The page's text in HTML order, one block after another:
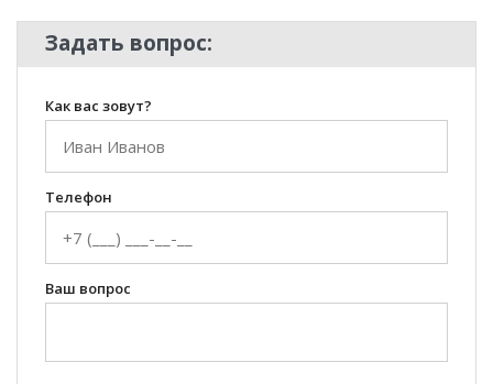
Задать вопрос:
Как вас зовут?
Телефон
Ваш вопрос